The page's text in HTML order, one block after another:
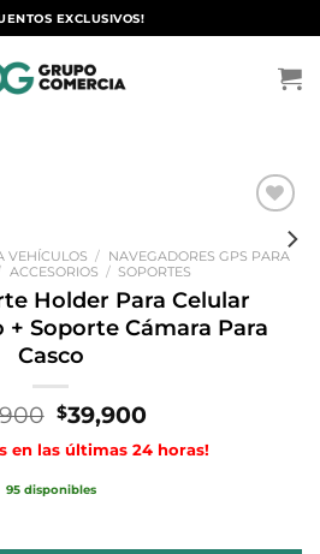
EXCLUSIVOS!
Añadir
lista de
VEHÍCULOS / NAVEGADORES GPS PARA
ACCESORIOS / SOPORTES
Holder Para Celular
Soporte Cámara Para
Casco
El
precio
original
era:
$39,900El
precio
actual
en las últimas 24 horas!
95 disponibles